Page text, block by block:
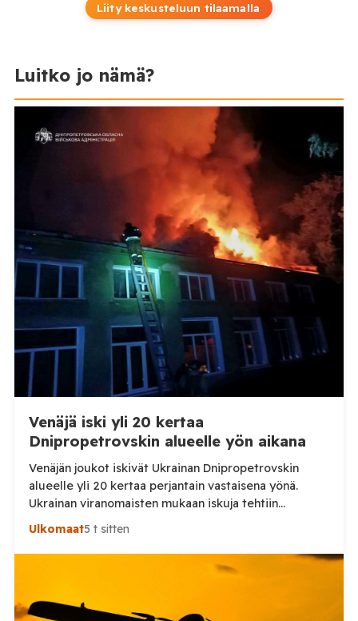
Liity keskusteluun tilaamalla
Luitko jo nämä?
Venäjä iski yli 20 kertaa
Dnipropetrovskin alueelle yön aikana
Venäjän joukot iskivät Ukrainan Dnipropetrovskin
alueelle yli 20 kertaa perjantain vastaisena yönä.
Ukrainan viranomaisten mukaan iskuja tehtiin
drooneilla ja tykistöllä viidelle eri alueelle.
alueellisen sotilashallinnon johtaja Oleksandr Hanzha
kertoi perjantaiaamuna 7. elokuuta julkaisemassaan
hyökkäsivät yön aikana yli 20 kertaa viidelle alueelle.
Ulkomaat5 t sitten